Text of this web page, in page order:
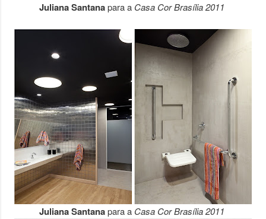
Juliana Santanapara a Casa Cor Brasília 2011
Juliana Santanapara a Casa Cor Brasília 2011